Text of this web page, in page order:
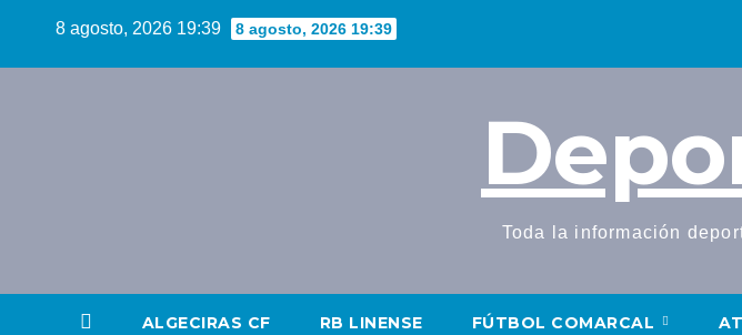
8 agosto, 2026 19:39 8 agosto, 2026 19:39
Toda la información
ALGECIRAS CF RB LINENSE FÚTBOL COMARCAL